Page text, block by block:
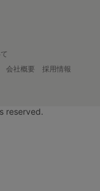
会社概要
採用情報
reserved.